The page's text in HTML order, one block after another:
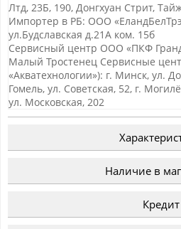
Лтд, 23Б, 190, Донгхуан Стрит,
Импортер в РБ: ООО
ул.Будславская д.21А ком. 15б
Сервисный центр ООО «ПКФ
Малый Тростенец Сервисные
«Акватехнологии»): г. Минск, ул.
Гомель, ул. Советская, 52, г.
ул. Московская, 202
Наличие в
Кредит